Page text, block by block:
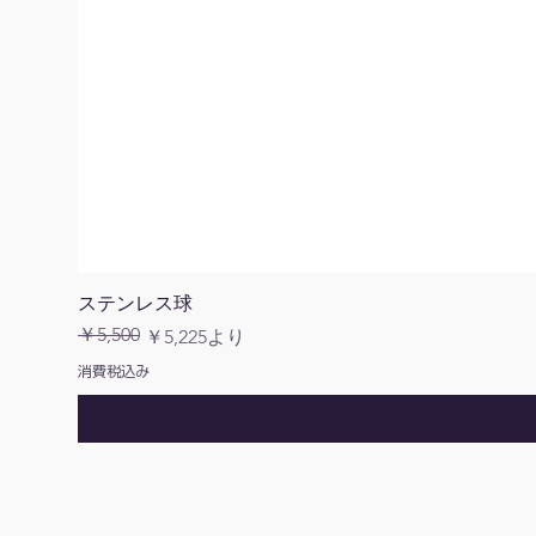
ステンレス球
通常価格
￥5,500 ￥5,225より
セール価格
消費税込み